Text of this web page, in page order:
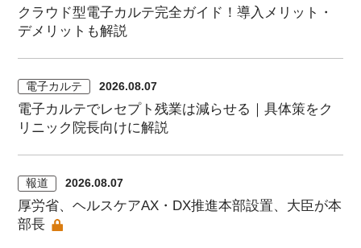
クラウド型電子カルテ完全ガイド！導入メリット・
デメリットも解説
電子カルテ 2026.08.07
電子カルテでレセプト残業は減らせる｜具体策をク
リニック院長向けに解説
報道 2026.08.07
厚労省、ヘルスケアAX・DX推進本部設置、大臣が本
部長